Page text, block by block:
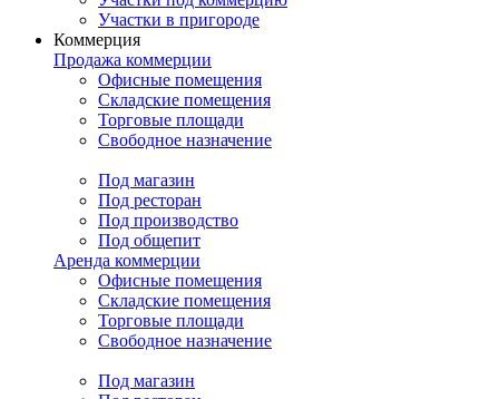
Участки в пригороде
Коммерция
Продажа коммерции
Офисные помещения
Складские помещения
Торговые площади
Свободное назначение
Под магазин
Под ресторан
Под производство
Под общепит
Аренда коммерции
Офисные помещения
Складские помещения
Торговые площади
Свободное назначение
Под магазин